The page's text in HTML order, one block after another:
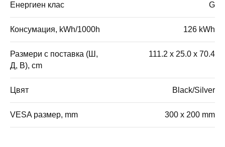
Енергиен клас G
Консумация, kWh/1000h 126 kWh
Размери с поставка (Ш,
Д, В), cm
111.2 x 25.0 x 70.4
Цвят Black/Silver
VESA размер, mm 300 x 200 mm